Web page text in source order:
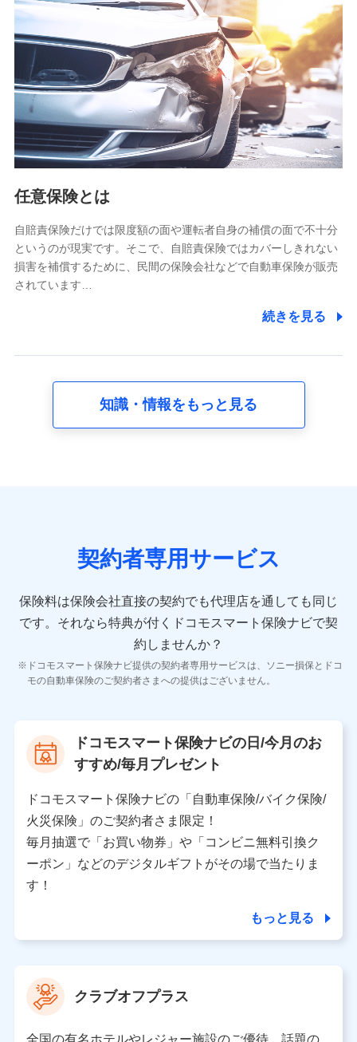
【共同して利用される利用データの項目】
当社又は株式会社NTTドコモがサービス提供等を通じて取得
した、以下の情報などの個人データ
基本情報
氏名、電話番号、メールアドレス、お客さまの識別子、
属性、連絡先、dポイントサービスのご利用に関する情
報。例として、dポイントカード番号、性別、年齢、家族
構成、住所、dポイント残高、dポイント利用履歴などが
含まれます。
当社又は株式会社NTTドコモが提供する各種サービスな
又は株式会社NTTドコモが提供する各種サービスのご契
約状態・ご利用履歴インターネット利用時の行動に関す
る情報、アプリケーション利用時の行動に関する情報、
購入されたサービスや商品の名称・購入場所・決済に関
する情報、アンケートの回答に関する情報などが含まれ
の内容、保険料、保険料のお支払方法、車のメーカーや
走行距離などの情報、建物の構造や築年数などの情報、
険契約に関する情報。例として、保険契約者及び被保険
者の氏名、住所、生年月日、性別、保険契約者と被保険
報、建物の構造や築年数などの情報、ペットの種類や年
齢などの情報などが含まれます。
【共同して利用する者の範囲】
当社
当社又は株式会社NTTドコモが提供する保険関連サービ
スにおけるユーザ登録受付および管理のため
を受けている保険会社・提携会社の保険その他に関する
情報を提供するため、また維持管理等の委託業務遂行の
ため、またそれらに付帯、関連する当社、株式会社NTT
ドコモおよび提携会社のサービスを案内、提供するため
（各サービスで取得したサービス利用履歴、ウェブサイ
トの閲覧履歴、購買履歴、ご契約内容等のパーソナルデ
ータを分析して、お客さまの趣味・嗜好・傾向に応じた
上記に係る案内・手続き・管理等付帯業務を行うため
【当該個人データの管理について責任を有する者の名称・住
所・代表者名】
任意保険とは
自賠責保険だけでは限度額の面や運転者自身の補償の面で不十分
というのが現実です。そこで、自賠責保険ではカバーしきれない
損害を補償するために、民間の保険会社などで自動車保険が販売
されています…
続きを見る
知識・情報をもっと見る
契約者専用サービス
保険料は保険会社直接の契約でも代理店を通しても同じ
です。 それなら特典が付くドコモスマート保険ナビで契
約しませんか？
ドコモスマート保険ナビ提供の契約者専用サービスは、ソニー損保とドコ
モの自動車保険のご契約者さまへの提供はございません。
ドコモスマート保険ナビの日/今月のお
すすめ/毎月プレゼント
ドコモスマート保険ナビの「自動車保険/バイク保険/
火災保険」のご契約者さま限定！
毎月抽選で「お買い物券」や「コンビニ無料引換ク
ーポン」などのデジタルギフトがその場で当たりま
す！
もっと見る
クラブオフプラス